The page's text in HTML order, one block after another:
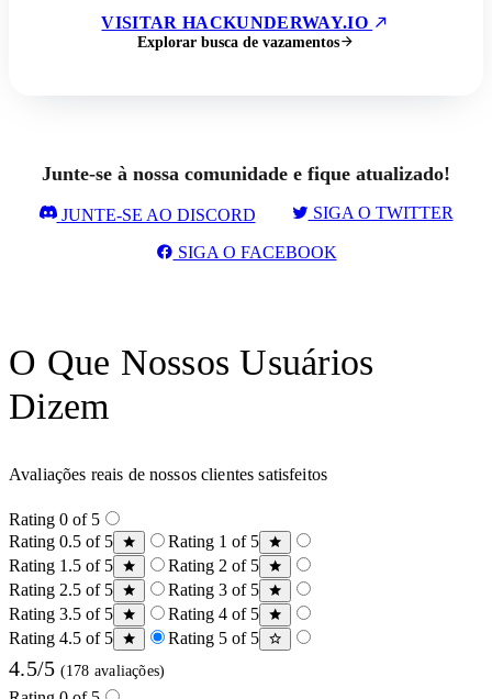
VISITAR HACKUNDERWAY.IO
Explorar busca de vazamentos
Junte-se à nossa comunidade e fique atualizado!
JUNTE-SE AO DISCORD SIGA O TWITTER
SIGA O FACEBOOK
O Que Nossos Usuários
Dizem
Avaliações reais de nossos clientes satisfeitos
Rating 0 of 5
Rating 0.5 of 5
Rating 1 of 5
Rating 1.5 of 5
Rating 2 of 5
Rating 2.5 of 5
Rating 3 of 5
Rating 3.5 of 5
Rating 4 of 5
Rating 4.5 of 5
Rating 5 of 5
4.5/5 (178 avaliações)